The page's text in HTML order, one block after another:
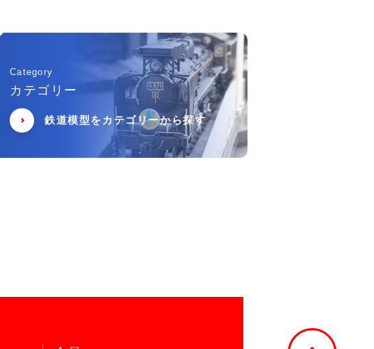
Category
カテゴリー
鉄道模型をカテゴリーから探す